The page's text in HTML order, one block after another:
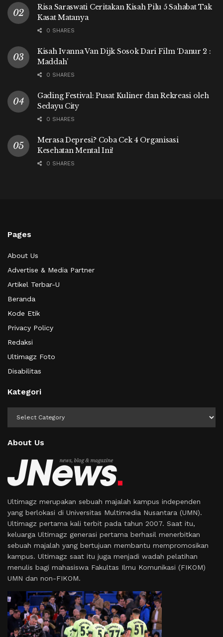
Risa Saraswati Ceritakan Kisah Pilu 5 Sahabat Tak
Kasat Matanya
0 SHARES
Kisah Ivanna Van Dijk Sosok Dari Film ‘Danur 2 :
Maddah’
0 SHARES
Gading Festival: Pusat Kuliner dan Rekreasi oleh
Sedayu City
0 SHARES
Merasa Depresi? Coba Cek 4 Organisasi
Kesehatan Mental Ini!
0 SHARES
Pages
About Us
Advertise & Media Partner
Artikel Terbar-U
Beranda
Kode Etik
Privacy Policy
Redaksi
Ultimagz Foto
Disabilitas
Kategori
About Us
Ultimagz merupakan sebuah majalah kampus independen
yang berlokasi di Universitas Multimedia Nusantara (UMN).
Ultimagz pertama kali terbit pada tahun 2007. Saat itu,
keluarga Ultimagz generasi pertama berhasil menerbitkan
sebuah majalah yang bertujuan membantu mempromosikan
kampus. Ultimagz saat itu juga menjadi wadah pelatihan
menulis bagi mahasiswa Fakultas Ilmu Komunikasi (FIKOM)
UMN dan non-FIKOM.